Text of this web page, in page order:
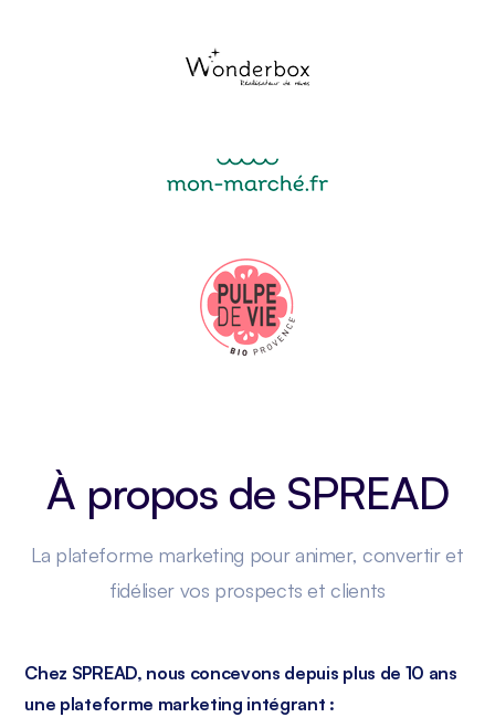
À propos de SPREAD
La plateforme marketing pour animer, convertir et
fidéliser vos prospects et clients
Chez SPREAD, nous concevons depuis plus de 10 ans
une plateforme marketing intégrant :